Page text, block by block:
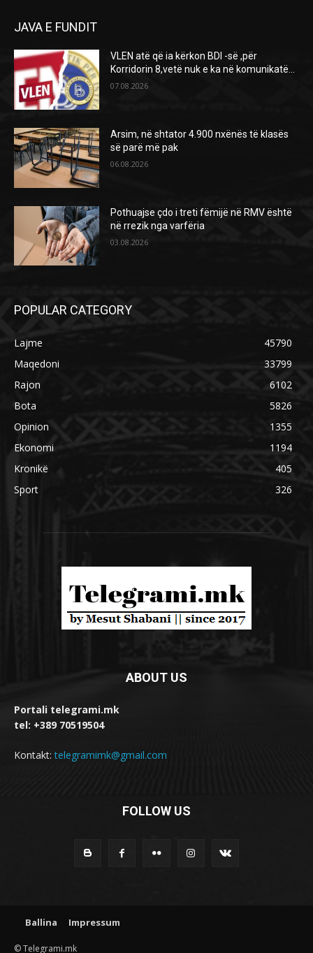
JAVA E FUNDIT
VLEN atë që ia kërkon BDI -së ,për
Korridorin 8,vetë nuk e ka në komunikatë…
07.08.2026
Arsim, në shtator 4.900 nxënës të klasës
së parë më pak
06.08.2026
Pothuajse çdo i treti fëmijë në RMV është
në rrezik nga varfëria
03.08.2026
POPULAR CATEGORY
Lajme
45790
Maqedoni
33799
Rajon
6102
Bota
5826
Opinion
1355
Ekonomi
1194
Kronikë
405
Sport
326
ABOUT US
Portali telegrami.mk
tel: +389 70519504
Kontakt:telegramimk@gmail.com
FOLLOW US
Ballina Impressum
© Telegrami.mk